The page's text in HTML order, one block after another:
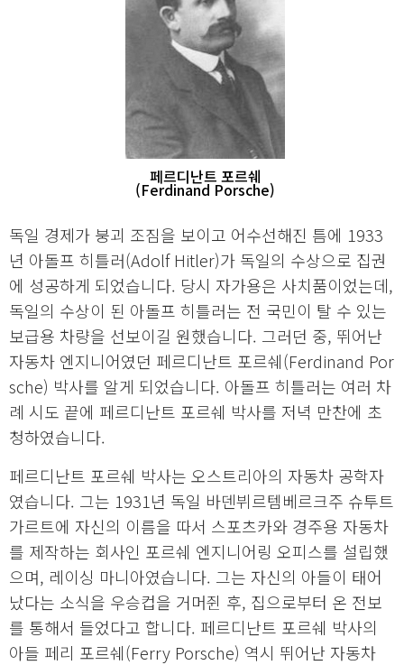
페르디난트 포르쉐
(Ferdinand Porsche)
독일 경제가 붕괴 조짐을 보이고 어수선해진 틈에 1933
년 아돌프 히틀러(Adolf Hitler)가 독일의 수상으로 집권
에 성공하게 되었습니다. 당시 자가용은 사치품이었는데,
독일의 수상이 된 아돌프 히틀러는 전 국민이 탈 수 있는
보급용 차량을 선보이길 원했습니다. 그러던 중, 뛰어난
자동차 엔지니어였던 페르디난트 포르쉐(Ferdinand Por
sche) 박사를 알게 되었습니다. 아돌프 히틀러는 여러 차
례 시도 끝에 페르디난트 포르쉐 박사를 저녁 만찬에 초
청하였습니다.
페르디난트 포르쉐 박사는 오스트리아의 자동차 공학자
였습니다. 그는 1931년 독일 바덴뷔르템베르크주 슈투트
가르트에 자신의 이름을 따서 스포츠카와 경주용 자동차
를 제작하는 회사인 포르쉐 엔지니어링 오피스를 설립했
으며, 레이싱 마니아였습니다. 그는 자신의 아들이 태어
났다는 소식을 우승컵을 거머쥔 후, 집으로부터 온 전보
를 통해서 들었다고 합니다. 페르디난트 포르쉐 박사의
아들 페리 포르쉐(Ferry Porsche) 역시 뛰어난 자동차